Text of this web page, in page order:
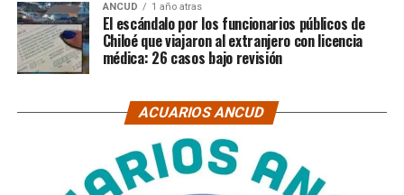
ANCUD 1 año atras
El escándalo por los funcionarios públicos de
Chiloé que viajaron al extranjero con licencia
médica: 26 casos bajo revisión
ACUARIOS ANCUD